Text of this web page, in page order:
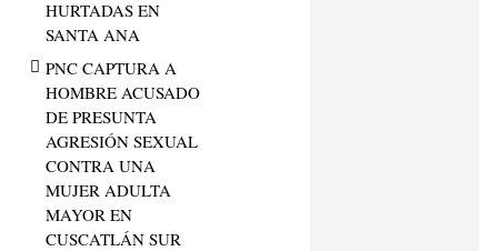
HURTADAS EN
SANTA ANA
PNC CAPTURA A
HOMBRE ACUSADO
DE PRESUNTA
AGRESIÓN SEXUAL
CONTRA UNA
MUJER ADULTA
MAYOR EN
CUSCATLÁN SUR